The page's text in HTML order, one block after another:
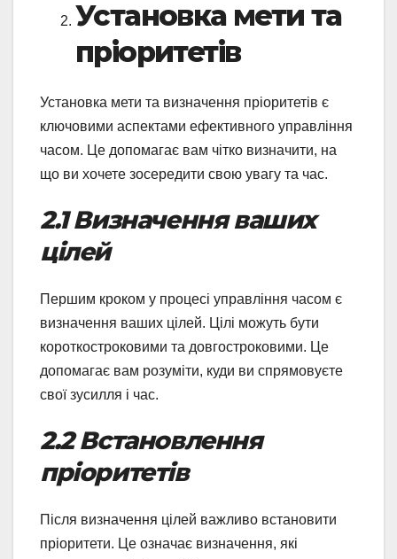
Установка мети та
пріоритетів
Установка мети та визначення пріоритетів є
ключовими аспектами ефективного управління
часом. Це допомагає вам чітко визначити, на
що ви хочете зосередити свою увагу та час.
2.1 Визначення ваших
цілей
Першим кроком у процесі управління часом є
визначення ваших цілей. Цілі можуть бути
короткостроковими та довгостроковими. Це
допомагає вам розуміти, куди ви спрямовуєте
свої зусилля і час.
2.2 Встановлення
пріоритетів
Після визначення цілей важливо встановити
пріоритети. Це означає визначення, які